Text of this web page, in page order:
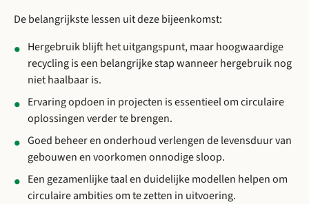
De belangrijkste lessen uit deze bijeenkomst:
Hergebruik blijft het uitgangspunt, maar hoogwaardige
recycling is een belangrijke stap wanneer hergebruik nog
niet haalbaar is.
Ervaring opdoen in projecten is essentieel om circulaire
oplossingen verder te brengen.
Goed beheer en onderhoud verlengen de levensduur van
gebouwen en voorkomen onnodige sloop.
Een gezamenlijke taal en duidelijke modellen helpen om
circulaire ambities om te zetten in uitvoering.